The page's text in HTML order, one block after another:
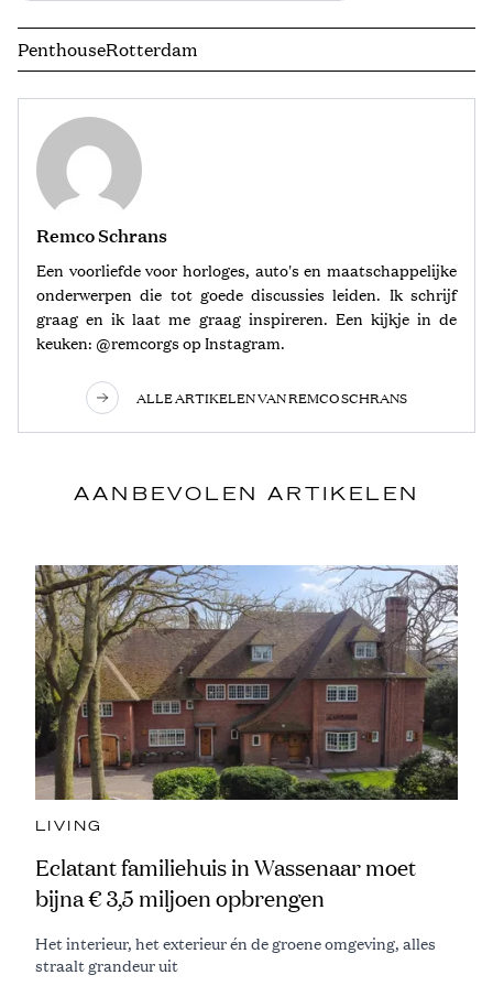
PenthouseRotterdam
Remco Schrans
Een voorliefde voor horloges, auto's en maatschappelijke
onderwerpen die tot goede discussies leiden. Ik schrijf
graag en ik laat me graag inspireren. Een kijkje in de
keuken: @remcorgs op Instagram.
ALLE ARTIKELEN VAN REMCO SCHRANS
AANBEVOLEN ARTIKELEN
LIVING
Eclatant familiehuis in Wassenaar moet
bijna € 3,5 miljoen opbrengen
Het interieur, het exterieur én de groene omgeving, alles
straalt grandeur uit